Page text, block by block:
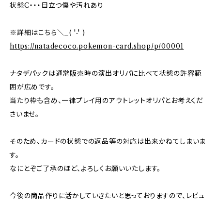
状態C・・・目立つ傷や汚れあり
※詳細はこちら＼_( '-' )
https://natadecoco.pokemon-card.shop/p/00001
ナタデパックは通常販売時の演出オリパに比べて状態の許容範
囲が広めです。
当たり枠も含め、一律プレイ用のアウトレットオリパとお考えくだ
さいませ。
そのため、カードの状態での返品等の対応は出来かねてしまいま
す。
なにとぞご了承のほど、よろしくお願いいたします。
今後の商品作りに活かしていきたいと思っておりますので、レビュ